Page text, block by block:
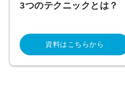
3つのテクニックとは？
資料はこちらから